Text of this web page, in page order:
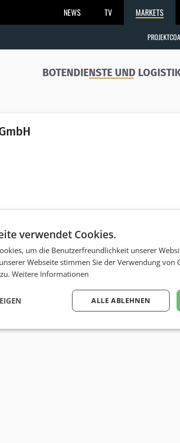
NEWS TV MARKETS
BOTENDIENSTE UND
verwendet Cookies.
um die Benutzerfreundlichkeit unserer
Webseite stimmen Sie der Verwendung von
Weitere Informationen
ALLE ABLEHNEN